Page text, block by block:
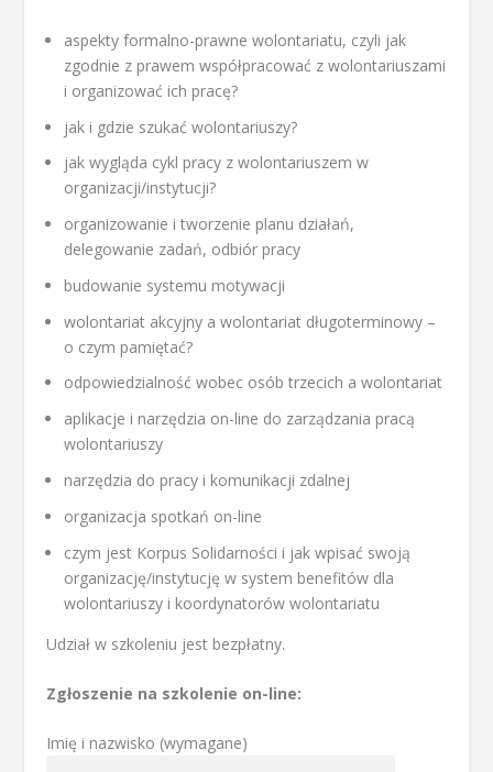
aspekty formalno-prawne wolontariatu, czyli jak
zgodnie z prawem współpracować z wolontariuszami
i organizować ich pracę?
jak i gdzie szukać wolontariuszy?
jak wygląda cykl pracy z wolontariuszem w
organizacji/instytucji?
organizowanie i tworzenie planu działań,
delegowanie zadań, odbiór pracy
budowanie systemu motywacji
wolontariat akcyjny a wolontariat długoterminowy –
o czym pamiętać?
odpowiedzialność wobec osób trzecich a wolontariat
aplikacje i narzędzia on-line do zarządzania pracą
wolontariuszy
narzędzia do pracy i komunikacji zdalnej
organizacja spotkań on-line
czym jest Korpus Solidarności i jak wpisać swoją
organizację/instytucję w system benefitów dla
wolontariuszy i koordynatorów wolontariatu
Udział w szkoleniu jest bezpłatny.
Zgłoszenie na szkolenie on-line:
Imię i nazwisko (wymagane)